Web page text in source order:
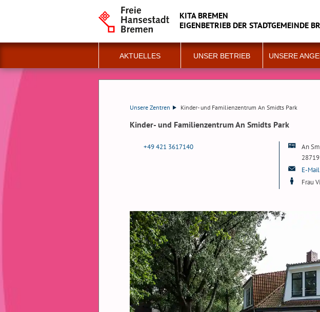
KITA BREMEN
EIGENBETRIEB DER STADTGEMEINDE
AKTUELLES UNSER BETRIEB UNSERE
Unsere Zentren Kinder- und Familienzentrum An Smidts Park
Kinder- und Familienzentrum An Smidts Park
+49 421 3617140
An
E-Mail
Frau